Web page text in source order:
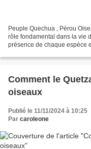
Peuple Quechua , Pérou
rôle fondamental dans la vie
présence de chaque espèce
Comment le
oiseaux
Publié le 11/11/2024 à 10:25
Par caroleone